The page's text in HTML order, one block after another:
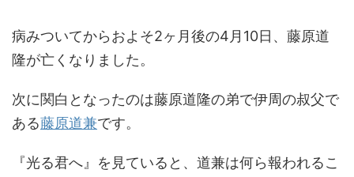
病みついてからおよそ2ヶ月後の4月10日、藤原道
隆が亡くなりました。
次に関白となったのは藤原道隆の弟で伊周の叔父で
ある藤原道兼です。
『光る君へ』を見ていると、道兼は何ら報われるこ